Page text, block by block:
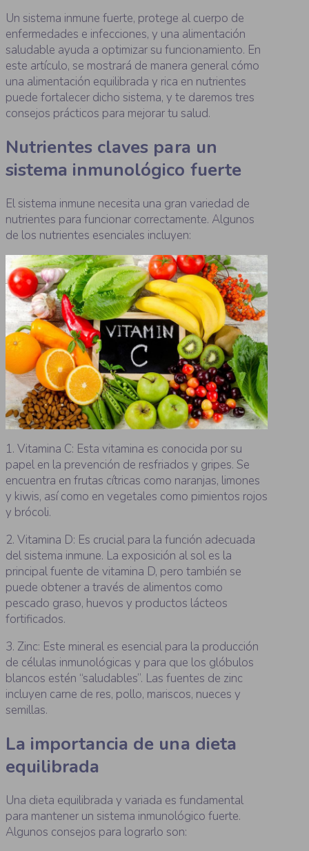
Un sistema inmune fuerte, protege al cuerpo de
enfermedades e infecciones, y una alimentación
saludable ayuda a optimizar su funcionamiento. En
este artículo, se mostrará de manera general cómo
una alimentación equilibrada y rica en nutrientes
puede fortalecer dicho sistema, y te daremos tres
consejos prácticos para mejorar tu salud.
Nutrientes claves para un
sistema inmunológico fuerte
El sistema inmune necesita una gran variedad de
nutrientes para funcionar correctamente. Algunos
de los nutrientes esenciales incluyen:
1. Vitamina C: Esta vitamina es conocida por su
papel en la prevención de resfriados y gripes. Se
encuentra en frutas cítricas como naranjas, limones
y kiwis, así como en vegetales como pimientos rojos
y brócoli.
2. Vitamina D: Es crucial para la función adecuada
del sistema inmune. La exposición al sol es la
principal fuente de vitamina D, pero también se
puede obtener a través de alimentos como
pescado graso, huevos y productos lácteos
fortificados.
3. Zinc: Este mineral es esencial para la producción
de células inmunológicas y para que los glóbulos
blancos estén “saludables”. Las fuentes de zinc
incluyen carne de res, pollo, mariscos, nueces y
semillas.
La importancia de una dieta
equilibrada
Una dieta equilibrada y variada es fundamental
para mantener un sistema inmunológico fuerte.
Algunos consejos para lograrlo son: